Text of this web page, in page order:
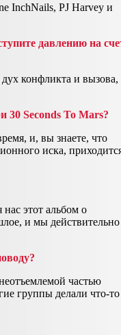
InchNails, PJ Harvey и
давлению на
конфликта и вызова,
30 Seconds To Mars?
и, вы знаете, что
иска,
этот альбом о
и мы действительно
частью
группы делали что-то